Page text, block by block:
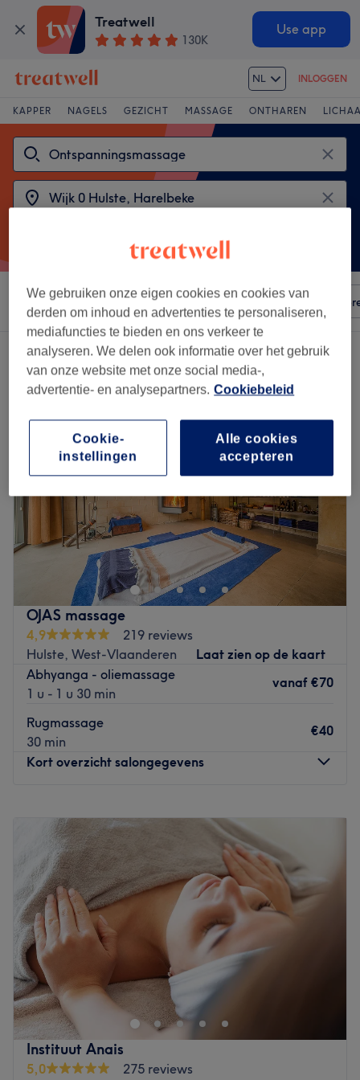
Treatwell
130K
Use app
NL INLOGGEN
KAPPER NAGELS GEZICHT MASSAGE ONTHAREN
Sorteer op Elke prijs Voorzieningen Salons
2 salons met:
ontspanningsmassages in de buurt van Wijk 0 Hulste, Harelbeke
OJAS massage
4,9
219 reviews
Hulste, West-Vlaanderen
Laat zien op de kaart
Abhyanga - oliemassage
1 u - 1 u 30 min
vanaf €70
Rugmassage
30 min
€40
Kort overzicht salongegevens
Dinsdag
09:00
Woensdag
09:00–
Donderdag
09:00– 21:00
Vrijdag
09:00 – 21:00
Zaterdag
09:00
21:00
Zondag
Gesloten
In een zeer rustige en groene omgeving vind je in Hulste
OJAS massage. Johan en Katrien zijn gespecialiseerd in
verschillende ayurvedische massages, waarvan er
bepaalde ook als duo-massage geboekt kunnen worden.
De massages vinden plaats in een Feng Shui-ruimte die
verwarmd wordt met een houtkachel of bij mooi weer in
de tuin. Dit geeft een extra dimensie en maakt de
Instituut Anais
5,0
275 reviews
We gebruiken onze eigen cookies en cookies van
derden om inhoud en advertenties te personaliseren,
mediafuncties te bieden en ons verkeer te
analyseren. We delen ook informatie over het gebruik
van onze website met onze social media-,
advertentie- en analysepartners. Cookiebeleid
Alle cookies
accepteren
Cookie-
instellingen